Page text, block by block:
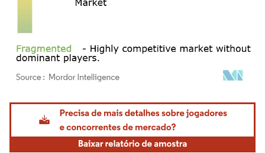
Imagem © Mordor Intelligence. O reuso requer atribuição conforme CC BY 4.0.